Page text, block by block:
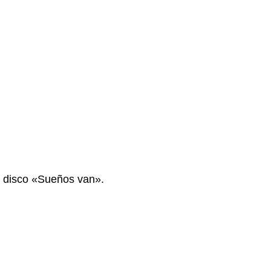
«Sueños van».